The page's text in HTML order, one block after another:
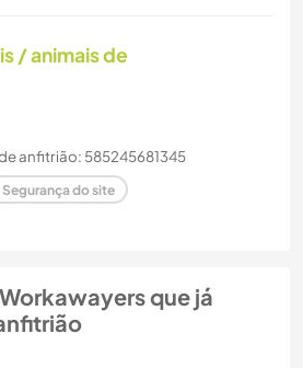
/ animais de
anfitrião: 585245681345
Segurança do site
que já